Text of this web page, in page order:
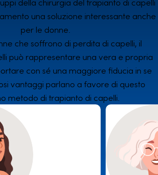
una soluzione interessante anche
per le donne.
che soffrono di perdita di capelli, il
può rappresentare una vera e propria
con sé una maggiore fiducia in se
vantaggi parlano a favore di questo
metodo di trapianto di capelli.